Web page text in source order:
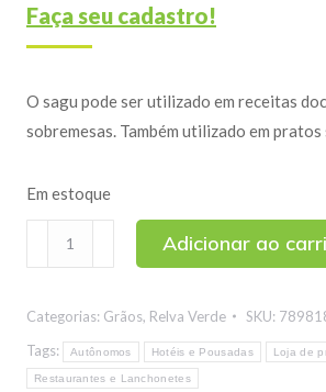
Faça seu cadastro!
O sagu pode ser utilizado em receitas
sobremesas. Também utilizado em pratos
Em estoque
Adicionar ao
Categorias: Grãos, Relva Verde SKU:
Tags:
Autônomos Hotéis e Pousadas Loja de
Restaurantes e Lanchonetes